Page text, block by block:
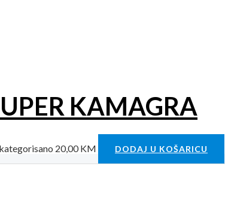
KAMAGRA
20,00KM DODAJ U KOŠARICU